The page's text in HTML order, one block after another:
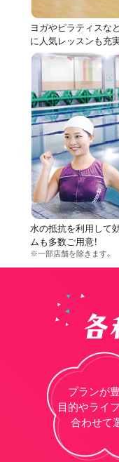
ヨガやピラティスな
に人気レッスンも充実
水の抵抗を利用して
ムも多数ご用意！
※一部店舗を除きます。
プランが
目的やライ
合わせて